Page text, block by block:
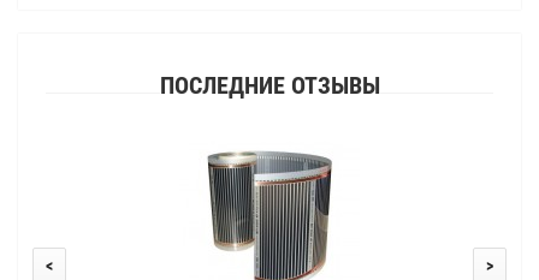
ПОСЛЕДНИЕ ОТЗЫВЫ
< >